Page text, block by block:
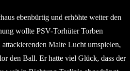
ebenbürtig und erhöhte weiter den
wollte PSV-Torhüter Torben
Malte Lucht umspielen,
den Ball. Er hatte viel Glück, dass der